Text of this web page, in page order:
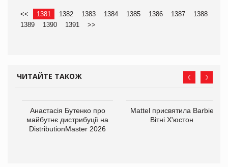
<< 1381 1382 1383 1384 1385 1386 1387
1388
1389
1390 1391 >>
ЧИТАЙТЕ ТАКОЖ
Анастасія Бутенко про
майбутнє дистрибуції на
DistributionMaster 2026
Mattel присвятила Barbie
Вітні Х'юстон